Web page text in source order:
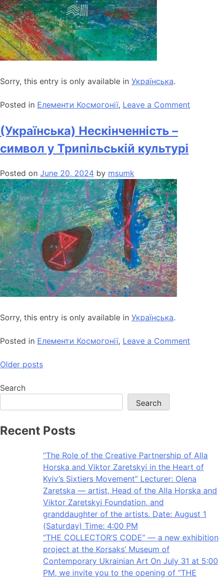
Sorry, this entry is only available in Українська.
Posted in Елементи Космогонії, Leave a Comment
(Українська) Нескінченність –
символ у Трипільській культурі
Posted on June 20, 2024 by msumk
Sorry, this entry is only available in Українська.
Posted in Елементи Космогонії, Leave a Comment
Older posts
Search
Search
Recent Posts
“The Role of the Creative Partnership of Alla
Horska and Viktor Zaretskyi in the Heart of
Kyiv’s Sixtiers Movement” Lecturer: Olena
Zaretska — artist, Head of the Alla Horska and
Viktor Zaretskyi Foundation, and
granddaughter of the artists. Date: August 1
(Saturday) Time: 4:00 PM
“THE COLLECTOR’S CODE” — a new exhibition
project at the Korsaks’ Museum of
Contemporary Ukrainian Art On July 31 at 5:00
PM, we invite you to the opening of “THE